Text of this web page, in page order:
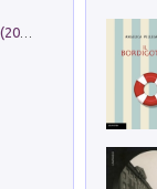
Dromos. Libro periodico di architettura. (2026). Vol. 15: Post-model